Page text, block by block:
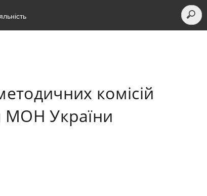
комісій
МОН України